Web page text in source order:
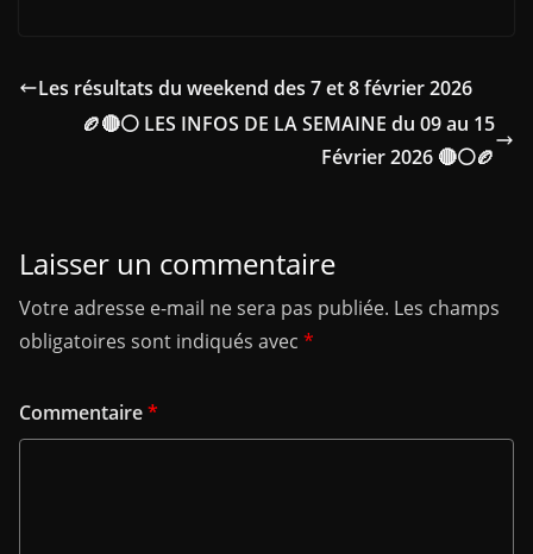
Les résultats du weekend des 7 et 8 février 2026
🏉🔴⚪ LES INFOS DE LA SEMAINE du 09 au 15
Février 2026 🔴⚪🏉
Laisser un commentaire
Votre adresse e-mail ne sera pas publiée. Les champs
obligatoires sont indiqués avec *
Commentaire*